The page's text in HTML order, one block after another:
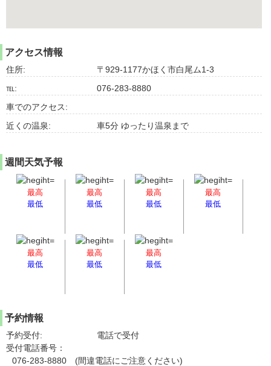
アクセス情報
住所:
〒929-1177かほく市白尾ム1-3
℡:
076-283-8880
車でのアクセス:
近くの温泉:
車5分 ゆったり温泉まで
週間天気予報
最高
最低
最高
最低
最高
最低
最高
最低
最高
最低
最高
最低
最高
最低
予約情報
予約受付:
電話で受付
受付電話番号：
076-283-8880 (間違電話にご注意ください)